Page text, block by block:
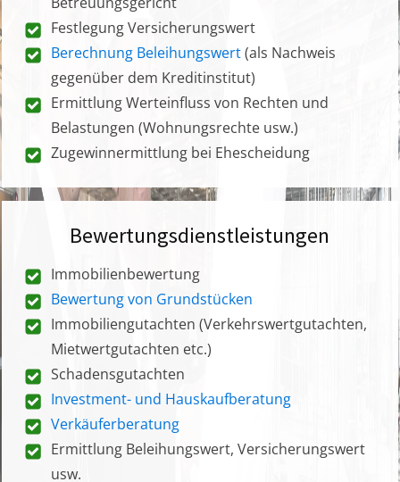
Festlegung Versicherungswert
Berechnung Beleihungswert(als Nachweis
gegenüber dem Kreditinstitut)
Ermittlung Werteinfluss von Rechten und
Belastungen (Wohnungsrechte usw.)
Zugewinnermittlung bei Ehescheidung
Bewertungsdienstleistungen
Immobilienbewertung
Bewertung von Grundstücken
Immobiliengutachten (Verkehrswertgutachten,
Mietwertgutachten etc.)
Schadensgutachten
Investment- und Hauskaufberatung
Verkäuferberatung
Ermittlung Beleihungswert, Versicherungswert
usw.